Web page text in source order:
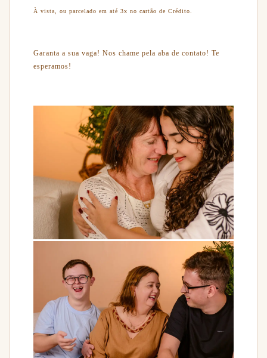
À vista, ou parcelado em até 3x no cartão de Crédito.
Garanta a sua vaga! Nos chame pela aba de contato! Te
esperamos!